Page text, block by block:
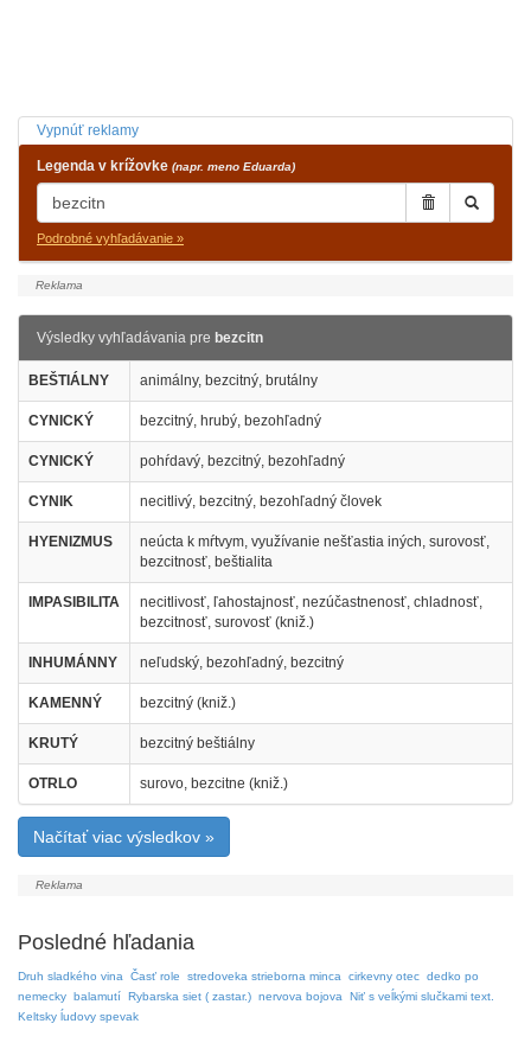
Vypnúť reklamy
Legenda v krížovke (napr. meno Eduarda)
Podrobné vyhľadávanie »
Výsledky vyhľadávania pre bezcitn
BEŠTIÁLNY animálny, bezcitný, brutálny
CYNICKÝ bezcitný, hrubý, bezohľadný
CYNICKÝ pohŕdavý, bezcitný, bezohľadný
CYNIK necitlivý, bezcitný, bezohľadný človek
HYENIZMUS
neúcta k mŕtvym, využívanie nešťastia iných, surovosť,
bezcitnosť, beštialita
IMPASIBILITA
necitlivosť, ľahostajnosť, nezúčastnenosť, chladnosť,
bezcitnosť, surovosť (kniž.)
INHUMÁNNY neľudský, bezohľadný, bezcitný
KAMENNÝ bezcitný (kniž.)
KRUTÝ bezcitný beštiálny
OTRLO surovo, bezcitne (kniž.)
Načítať viac výsledkov »
Posledné hľadania
Druh sladkého vina Časť role stredoveka strieborna minca cirkevny otec dedko po
nemecky balamutí Rybarska siet ( zastar.) nervova bojova
Niť s veĺkými slučkami text.
Keltsky ĺudovy spevak